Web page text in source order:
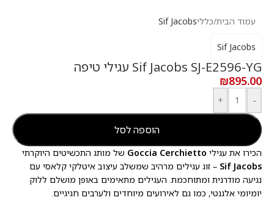
עמוד הבית/כלליSif Jacobs
Sif Jacobs SJ-E2596-YG עגילי טיפה
Sif Jacobs
₪895.00
-
+
הוספה לסל
הכירו את עגילי Goccia Cerchietto של מותג התכשיטים היוקרתי
Sif Jacobs – זוג עגילים מרהיב שמשלב עיצוב איטלקי קלאסי עם
נגיעה מודרנית ומתוחכמת. העגילים מתאימים באופן מושלם ללוק
יומיומי אלגנטי, כמו גם לאירועים מיוחדים ולערבים חגיגיים.